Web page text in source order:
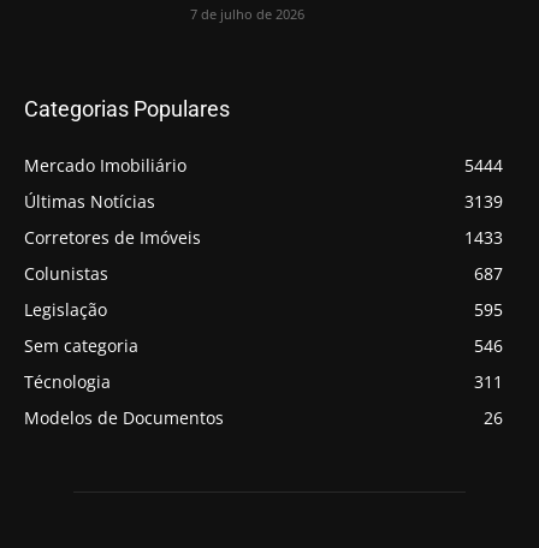
7 de julho de 2026
Categorias Populares
Mercado Imobiliário
5444
Últimas Notícias
3139
Corretores de Imóveis
1433
Colunistas
687
Legislação
595
Sem categoria
546
Técnologia
311
Modelos de Documentos
26